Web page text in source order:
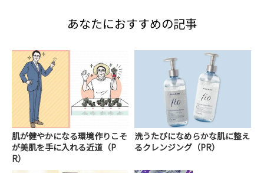
あなたにおすすめの記事
肌が健やかになる環境作りこそ
が美肌を手に入れる近道（P
R）
洗うたびになめらかな肌に整え
るクレンジング（PR）